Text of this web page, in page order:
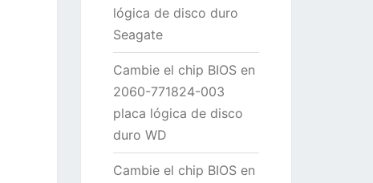
lógica de disco duro
Seagate
Cambie el chip BIOS en
2060-771824-003
placa lógica de disco
duro WD
Cambie el chip BIOS en